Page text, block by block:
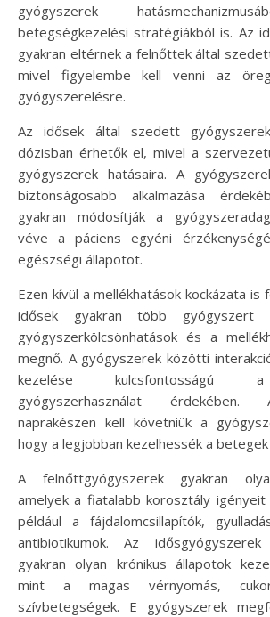
gyógyszerek
betegségkezelési stratégiákból is. Az
gyakran eltérnek a felnőttek által
mivel figyelembe kell venni az
gyógyszerelésre.
Az idősek által szedett
dózisban érhetők el, mivel a
gyógyszerek hatásaira. A
biztonságosabb alkalmazása
gyakran módosítják a
véve a páciens egyéni
egészségi állapotot.
Ezen kívül a mellékhatások kockázata is
idősek gyakran több gyógyszert
gyógyszerkölcsönhatások és a
megnő. A gyógyszerek közötti
kezelése kulcsfontosságú
gyógyszerhasználat érdekében.
naprakészen kell követniük a
hogy a legjobban kezelhessék a
A felnőttgyógyszerek gyakran
amelyek a fiatalabb korosztály
például a fájdalomcsillapítók,
antibiotikumok. Az
gyakran olyan krónikus állapotok
mint a magas vérnyomás,
szívbetegségek. E gyógyszerek